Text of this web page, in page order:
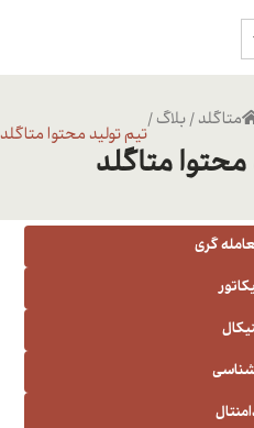
تیم تولید محتوا متاگلد
متاگلد /بلاگ /
متاگلد
گری